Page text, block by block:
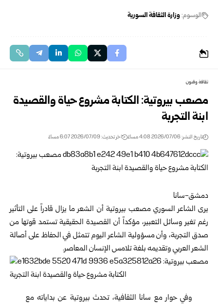
الوسوم:وزارة الثقافة السورية
ثقافة وفنون
مصعب بيروتية: الكتابة مشروع حياة والقصيدة
ابنة التجربة
تاريخ النشر: 2026/07/06 4:08 مساءً اخر تحديث: 2026/07/09 6:07 مساءً
دمشق-سانا
يرى الشاعر السوري مصعب بيروتية أن الشعر ما يزال قادراً على التأثير
رغم تغير وسائل التعبير، مؤكداً أن القصيدة الحقيقية تستمد قوتها من
صدق التجربة، وأن مسؤولية الشاعر اليوم تتمثل في الحفاظ على أصالة
الشعر العربي وتقديمه بلغة تلامس الإنسان المعاصر.
وفي حوار مع سانا الثقافية، تحدث بيروتية عن بداياته مع